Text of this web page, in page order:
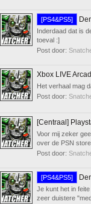
[PS4&PS5]
Inderdaad dat is
toeval :]
Post door:
Xbox LIVE
Het verhaal mag
Post door:
[Centraal]
Voor mij zeker
over de PSN
Post door:
[PS4&PS5]
Je kunt het in
zeer duistere